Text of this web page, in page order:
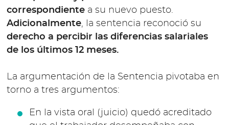
correspondiente a su nuevo puesto.
Adicionalmente, la sentencia reconoció su
derecho a percibir las diferencias salariales
de los últimos 12 meses.
La argumentación de la Sentencia pivotaba en
torno a tres argumentos:
En la vista oral (juicio) quedó acreditado